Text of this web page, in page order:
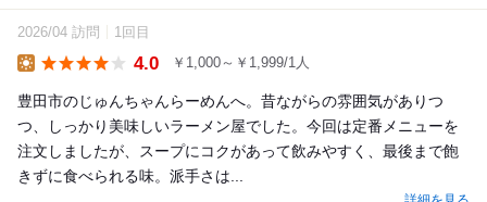
2026/04 訪問 1回目
4.0 ￥1,000～￥1,999/1人
豊田市のじゅんちゃんらーめんへ。昔ながらの雰囲気がありつ
つ、しっかり美味しいラーメン屋でした。今回は定番メニューを
注文しましたが、スープにコクがあって飲みやすく、最後まで飽
きずに食べられる味。派手さは...